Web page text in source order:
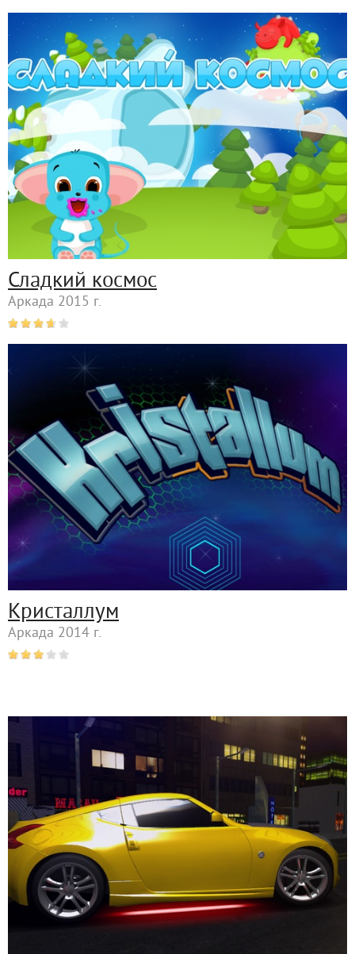
Сладкий космос
Аркада 2015 г.
Кристаллум
Аркада 2014 г.